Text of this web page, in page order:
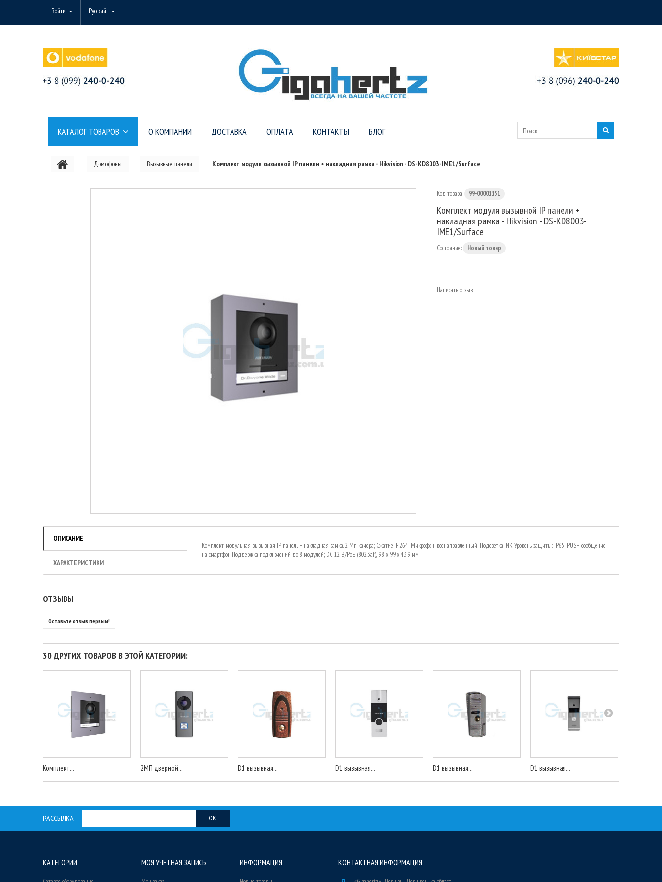
Войти Русский
КАТАЛОГ ТОВАРОВ О КОМПАНИИ ДОСТАВКА ОПЛАТА КОНТАКТЫ БЛОГ
Домофоны Вызывные панели Комплект модуля вызывной IP панели + накладная рамка - Hikvision - DS-KD8003-IME1/Surface
Код товара: 99-00001151
Комплект модуля вызывной IP панели +
накладная рамка - Hikvision - DS-KD8003-
IME1/Surface
Состояние: Новый товар
Написать отзыв
ОПИСАНИЕ
ХАРАКТЕРИСТИКИ
Комплект, модульная вызывная IP панель + накладная рамка. 2 Мп камера; Сжатие: H.264; Микрофон: всенаправленный; Подсветка: ИК. Уровень защиты: IP65; PUSH сообщение
на смартфон. Поддержка подключений до 8 модулей; DC 12 В/PoE (802.3af), 98 x 99 x 43.9 мм
ОТЗЫВЫ
Оставьте отзыв первым!
30 ДРУГИХ ТОВАРОВ В ЭТОЙ КАТЕГОРИИ:
Комплект... 2МП дверной... D1 вызывная... D1 вызывная... D1 вызывная... D1 вызывная...
РАССЫЛКА OK
КАТЕГОРИИ МОЯ УЧЕТНАЯ ЗАПИСЬ ИНФОРМАЦИЯ КОНТАКТНАЯ ИНФОРМАЦИЯ